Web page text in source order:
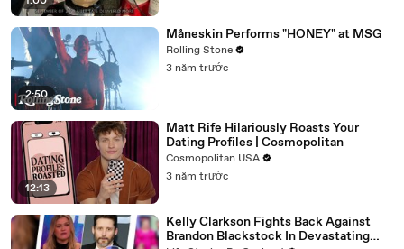
2:50
Måneskin Performs "HONEY" at MSG
Rolling Stone
3 năm trước
12:13
Matt Rife Hilariously Roasts Your
Dating Profiles | Cosmopolitan
Cosmopolitan USA
3 năm trước
Kelly Clarkson Fights Back Against
Brandon Blackstock In Devastating